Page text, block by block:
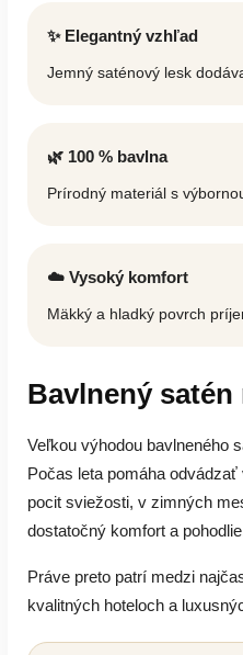
✨ Elegantný vzhľad
Jemný saténový lesk
🌿 100 % bavlna
Prírodný materiál s
☁️ Vysoký komfort
Mäkký a hladký povrch
Bavlnený
Veľkou výhodou bavlneného
Počas leta pomáha
pocit sviežosti, v zimných
dostatočný komfort a
Práve preto patrí medzi
kvalitných hoteloch a